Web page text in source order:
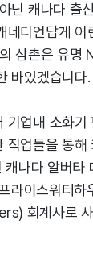
닌 캐나다 출
디언답게 어
삼촌은 유명
바있겠습니다.
업내 소화기
직업들을 통해
나다 알버타
라이스워터하
회계사로